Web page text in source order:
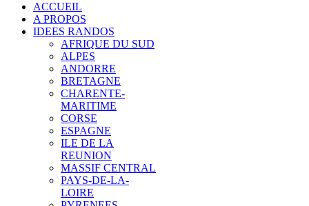
ACCUEIL
A PROPOS
IDEES RANDOS
AFRIQUE DU SUD
ALPES
ANDORRE
BRETAGNE
CHARENTE-
MARITIME
CORSE
ESPAGNE
ILE DE LA
REUNION
MASSIF CENTRAL
PAYS-DE-LA-
LOIRE